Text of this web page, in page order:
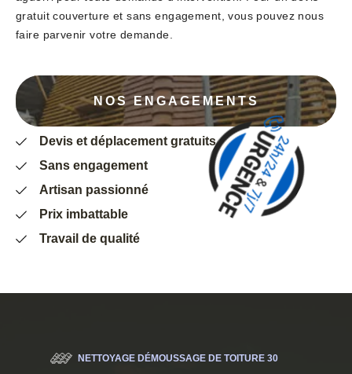
gratuit couverture et sans engagement, vous pouvez nous
faire parvenir votre demande.
NOS ENGAGEMENTS
Devis et déplacement gratuits
Sans engagement
Artisan passionné
Prix imbattable
Travail de qualité
NETTOYAGE DÉMOUSSAGE DE TOITURE 30